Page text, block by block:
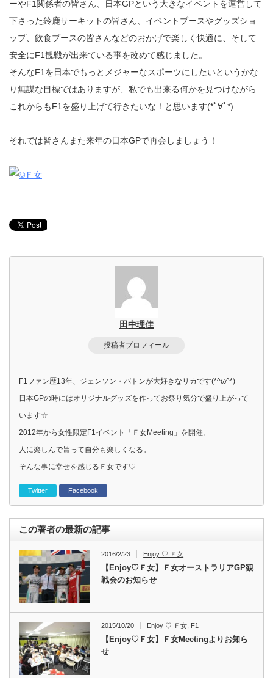
ーやF1関係者の皆さん、日本GPという大きなイベントを運営して
下さった鈴鹿サーキットの皆さん、イベントブースやグッズショ
ップ、飲食ブースの皆さんなどのおかげで楽しく快適に、そして
安全にF1観戦が出来ている事を改めて感じました。
そんなF1を日本でもっとメジャーなスポーツにしたいというかな
り無謀な目標ではありますが、私でも出来る何かを見つけながら
これからもF1を盛り上げて行きたいな！と思います(*ﾟ∀ﾟ*)
それでは皆さんまた来年の日本GPで再会しましょう！
田中理佳
投稿者プロフィール
F1ファン歴13年、ジェンソン・バトンが大好きなリカです(*^ω^*)
日本GPの時にはオリジナルグッズを作ってお祭り気分で盛り上がって
います☆
2012年から女性限定F1イベント「Ｆ女Meeting」を開催。
人に楽しんで貰って自分も楽しくなる。
そんな事に幸せを感じるＦ女です♡
Twitter Facebook
この著者の最新の記事
2016/2/23 Enjoy ♡ Ｆ女
【Enjoy♡Ｆ女】Ｆ女オーストラリアGP観
戦会のお知らせ
2015/10/20 Enjoy ♡ Ｆ女, F1
【Enjoy♡Ｆ女】Ｆ女Meetingよりお知ら
せ